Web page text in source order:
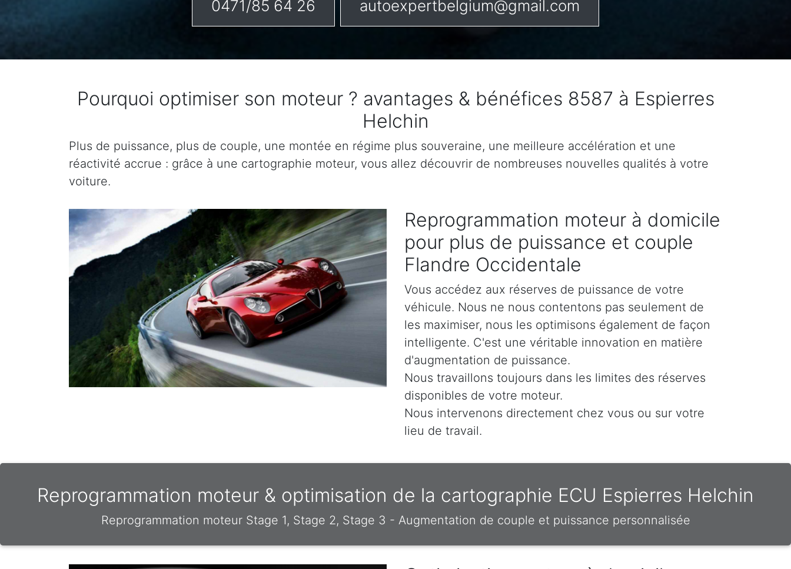
0471/85 64 26 autoexpertbelgium@gmail.com
Pourquoi optimiser son moteur ? avantages & bénéfices 8587 à Espierres
Helchin
Plus de puissance, plus de couple, une montée en régime plus souveraine, une meilleure accélération et une
réactivité accrue : grâce à une cartographie moteur, vous allez découvrir de nombreuses nouvelles qualités à votre
voiture.
Reprogrammation moteur à domicile
pour plus de puissance et couple
Flandre Occidentale
Vous accédez aux réserves de puissance de votre
véhicule. Nous ne nous contentons pas seulement de
les maximiser, nous les optimisons également de façon
intelligente. C'est une véritable innovation en matière
d'augmentation de puissance.
Nous travaillons toujours dans les limites des réserves
disponibles de votre moteur.
Nous intervenons directement chez vous ou sur votre
lieu de travail.
Reprogrammation moteur & optimisation de la cartographie ECU Espierres Helchin
Reprogrammation moteur Stage 1, Stage 2, Stage 3 - Augmentation de couple et puissance personnalisée